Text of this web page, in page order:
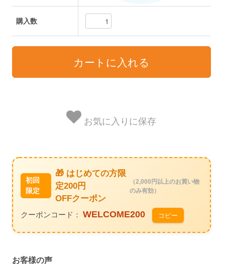
購入数
お気に入りに保存
初回
限定
🎁 はじめての方限
定200円
OFFクーポン
（2,000円以上のお買い物
のみ有効）
クーポンコード：WELCOME200 コピー
お客様の声